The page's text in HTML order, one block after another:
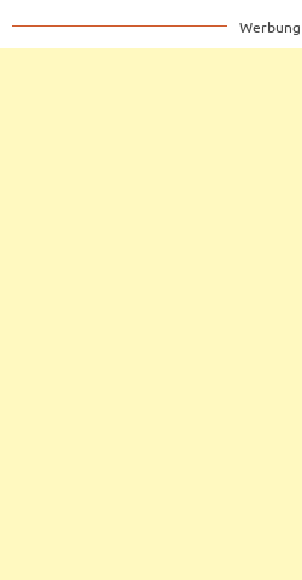
Werbung